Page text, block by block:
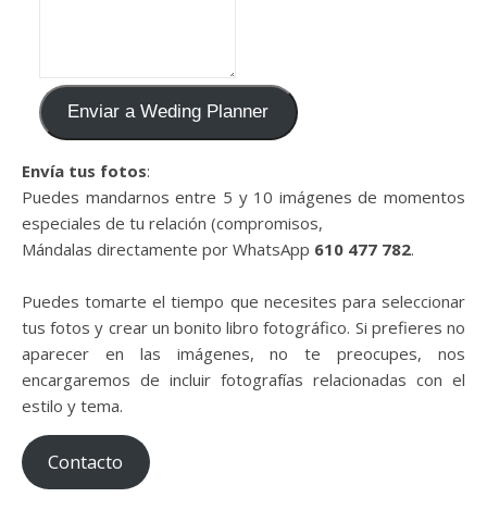
Enviar a Weding Planner
Envía tus fotos:
Puedes mandarnos entre 5 y 10 imágenes de momentos
especiales de tu relación (compromisos,
Mándalas directamente por WhatsApp 610 477 782.
Puedes tomarte el tiempo que necesites para seleccionar
tus fotos y crear un bonito libro fotográfico. Si prefieres no
aparecer en las imágenes, no te preocupes, nos
encargaremos de incluir fotografías relacionadas con el
estilo y tema.
Contacto